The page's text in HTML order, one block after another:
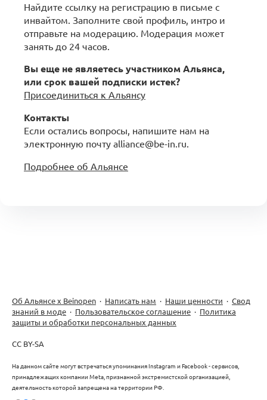
Найдите ссылку на регистрацию в письме с
инвайтом. Заполните свой профиль, интро и
отправьте на модерацию. Модерация может
занять до 24 часов.
Вы еще не являетесь участником Альянса,
или срок вашей подписки истек?
Присоединиться к Альянсу
Контакты
Если остались вопросы, напишите нам на
электронную почту alliance@be-in.ru.
Подробнее об Альянсе
Об Альянсе х Beinopen · Написать нам · Наши ценности · Свод
знаний в моде · Пользовательское соглашение · Политика
защиты и обработки персональных данных
CC BY-SA
На данном сайте могут встречаться упоминания Instagram и Facebook - сервисов,
принадлежащих компании Meta, признанной экстремистской организацией,
деятельность которой запрещена на территории РФ.